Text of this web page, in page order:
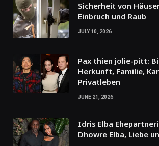
Sicherheit von
Einbruch und Raub
JULY 10, 2026
Pax thien jolie-pitt:
Herkunft, Familie,
Privatleben
JUNE 21, 2026
Idris Elba
Dhowre Elba, Liebe